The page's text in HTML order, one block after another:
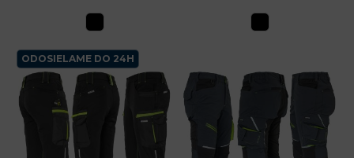
ODOSIELAME DO 24H